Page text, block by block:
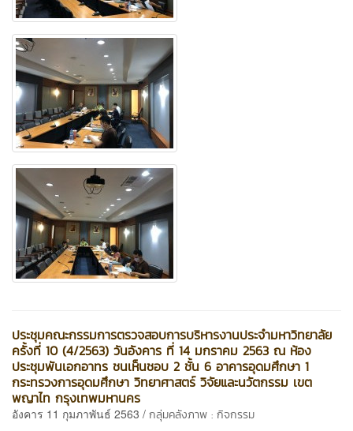
ประชุมคณะกรรมการตรวจสอบการบริหารงานประจำมหาวิทยาลัย
ครั้งที่ 10 (4/2563) วันอังคาร ที่ 14 มกราคม 2563 ณ ห้อง
ประชุมพันเอกอาทร ชนเห็นชอบ 2 ชั้น 6 อาคารอุดมศึกษา 1
กระทรวงการอุดมศึกษา วิทยาศาสตร์ วิจัยและนวัตกรรม เขต
พญาไท กรุงเทพมหานคร
อังคาร 11 กุมภาพันธ์ 2563 / กลุ่มคลังภาพ : กิจกรรม